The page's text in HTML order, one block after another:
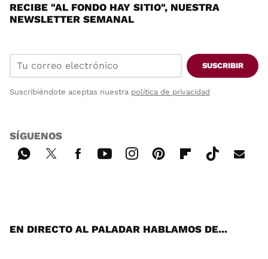
RECIBE "AL FONDO HAY SITIO", NUESTRA
NEWSLETTER SEMANAL
SUSCRIBIR
Suscribiéndote aceptas nuestra política de privacidad
SÍGUENOS
EN DIRECTO AL PALADAR HABLAMOS DE...